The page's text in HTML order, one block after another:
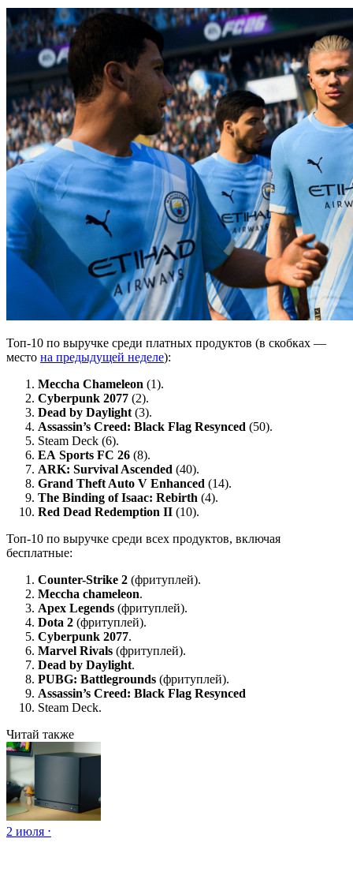
Топ-10 по выручке среди платных продуктов (в скобках —
место на предыдущей неделе):
Meccha Chameleon (1).
Cyberpunk 2077 (2).
Dead by Daylight (3).
Assassin’s Creed: Black Flag Resynced (50).
Steam Deck (6).
EA Sports FC 26 (8).
ARK: Survival Ascended (40).
Grand Theft Auto V Enhanced (14).
The Binding of Isaac: Rebirth (4).
Red Dead Redemption II (10).
Топ-10 по выручке среди всех продуктов, включая
бесплатные:
Counter-Strike 2 (фритуплей).
Meccha chameleon.
Apex Legends (фритуплей).
Dota 2 (фритуплей).
Cyberpunk 2077.
Marvel Rivals (фритуплей).
Dead by Daylight.
PUBG: Battlegrounds (фритуплей).
Assassin’s Creed: Black Flag Resynced
Steam Deck.
Читай также
2 июля ⋅